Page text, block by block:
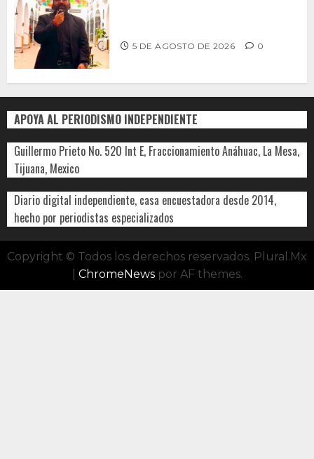
5 DE AGOSTO DE 2026 0
APOYA AL PERIODISMO INDEPENDIENTE
Guillermo Prieto No. 520 Int E, Fraccionamiento Anáhuac, La Mesa,
Tijuana, Mexico
Diario digital independiente, casa encuestadora desde 2014,
hecho por periodistas especializados
Copyright © Todos los derechos reservados. Plural.Mx
ChromeNewspor AF themes.